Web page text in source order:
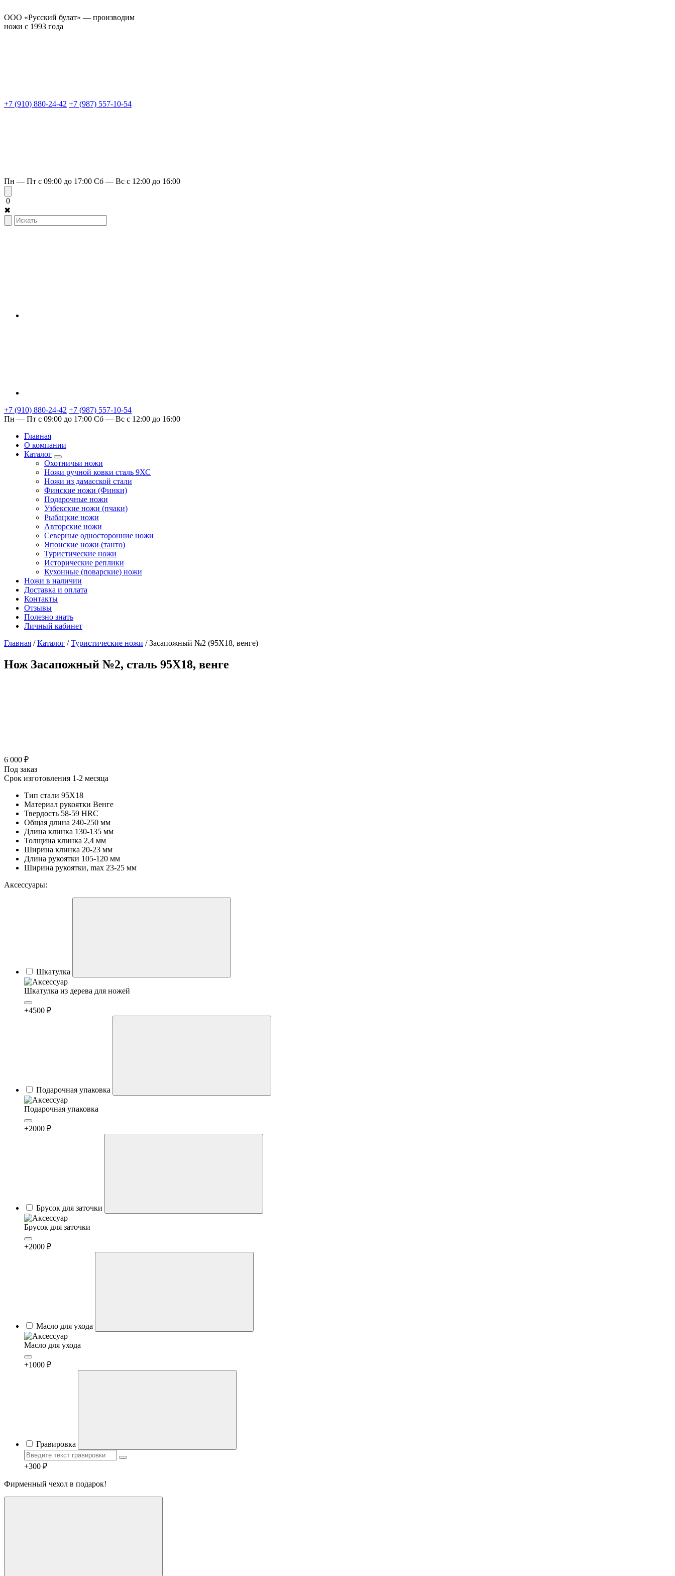
ООО «Русский булат» — производим
ножи с 1993 года
+7 (910) 880-24-42 +7 (987) 557-10-54
Пн — Пт с 09:00 до 17:00 Сб — Вс с 12:00 до 16:00
0
✖
+7 (910) 880-24-42 +7 (987) 557-10-54
Пн — Пт с 09:00 до 17:00 Сб — Вс с 12:00 до 16:00
Главная
О компании
Каталог
Охотничьи ножи
Ножи ручной ковки сталь 9ХС
Ножи из дамасской стали
Финские ножи (Финки)
Подарочные ножи
Узбекские ножи (пчаки)
Рыбацкие ножи
Авторские ножи
Северные односторонние ножи
Японские ножи (танто)
Туристические ножи
Исторические реплики
Кухонные (поварские) ножи
Ножи в наличии
Доставка и оплата
Контакты
Отзывы
Полезно знать
Личный кабинет
Главная /Каталог /Туристические ножи /Засапожный №2 (95Х18, венге)
Нож Засапожный №2, сталь 95Х18, венге
6 000 ₽
Под заказ
Срок изготовления 1-2 месяца
Тип стали 95Х18
Материал рукоятки Венге
Твердость 58-59 HRC
Общая длина 240-250 мм
Длина клинка 130-135 мм
Толщина клинка 2,4 мм
Ширина клинка 20-23 мм
Длина рукоятки 105-120 мм
Ширина рукоятки, max 23-25 мм
Аксессуары:
Шкатулка
Шкатулка из дерева для ножей
+4500 ₽
Подарочная упаковка
Подарочная упаковка
+2000 ₽
Брусок для заточки
Брусок для заточки
+2000 ₽
Масло для ухода
Масло для ухода
+1000 ₽
Гравировка
+300 ₽
Фирменный чехол в подарок!